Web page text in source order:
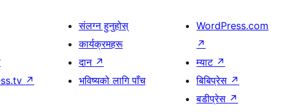
↗
संलग्न हुनुहोस्
कार्यक्रमहरू
दान ↗
भविष्यको लागि पाँच
WordPress.com
↗
म्याट ↗
बिबिप्रेस ↗
बडीप्रेस ↗